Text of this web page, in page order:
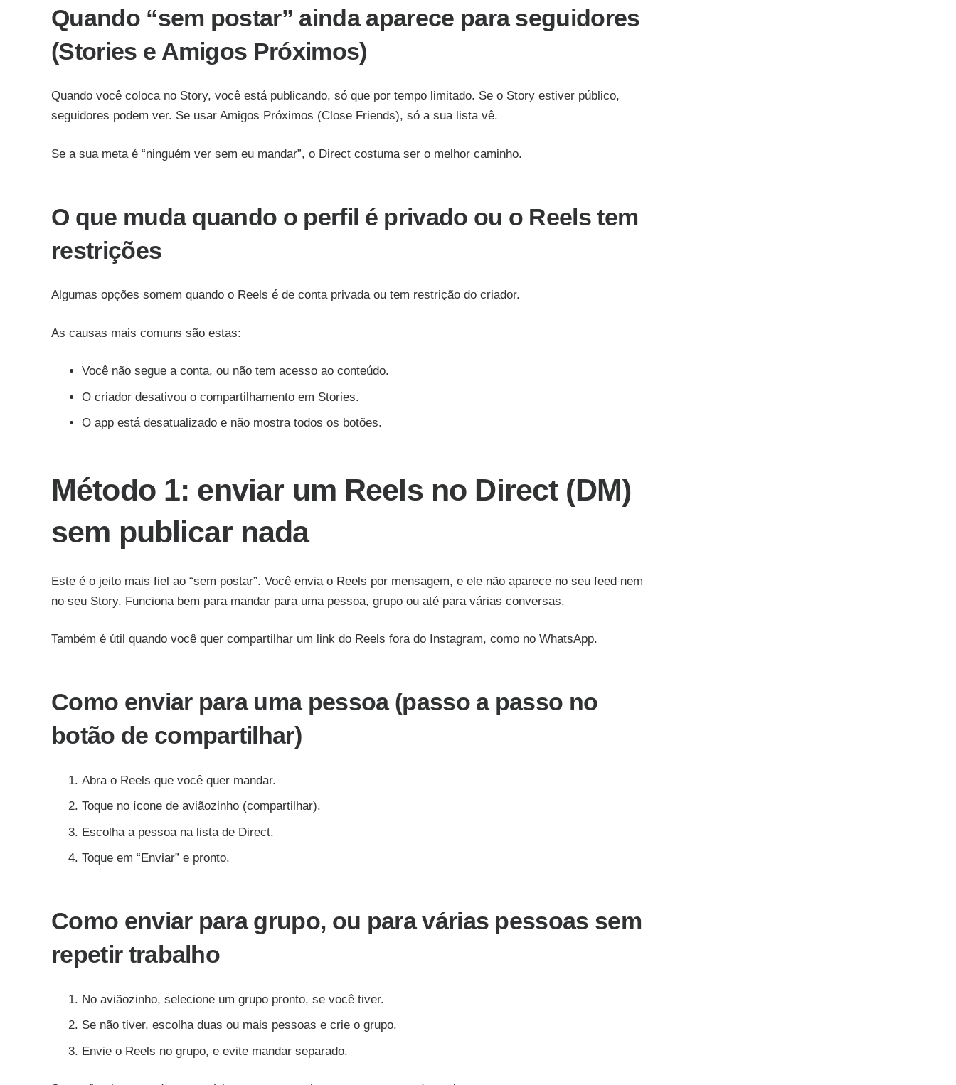
Quando “sem postar” ainda aparece para seguidores
(Stories e Amigos Próximos)
Quando você coloca no Story, você está publicando, só que por tempo limitado. Se o Story estiver público,
seguidores podem ver. Se usar Amigos Próximos (Close Friends), só a sua lista vê.
Se a sua meta é “ninguém ver sem eu mandar”, o Direct costuma ser o melhor caminho.
O que muda quando o perfil é privado ou o Reels tem
restrições
Algumas opções somem quando o Reels é de conta privada ou tem restrição do criador.
As causas mais comuns são estas:
Você não segue a conta, ou não tem acesso ao conteúdo.
O criador desativou o compartilhamento em Stories.
O app está desatualizado e não mostra todos os botões.
Método 1: enviar um Reels no Direct (DM)
sem publicar nada
Este é o jeito mais fiel ao “sem postar”. Você envia o Reels por mensagem, e ele não aparece no seu feed nem
no seu Story. Funciona bem para mandar para uma pessoa, grupo ou até para várias conversas.
Também é útil quando você quer compartilhar um link do Reels fora do Instagram, como no WhatsApp.
Como enviar para uma pessoa (passo a passo no
botão de compartilhar)
Abra o Reels que você quer mandar.
Toque no ícone de aviãozinho (compartilhar).
Escolha a pessoa na lista de Direct.
Toque em “Enviar” e pronto.
Como enviar para grupo, ou para várias pessoas sem
repetir trabalho
No aviãozinho, selecione um grupo pronto, se você tiver.
Se não tiver, escolha duas ou mais pessoas e crie o grupo.
Envie o Reels no grupo, e evite mandar separado.